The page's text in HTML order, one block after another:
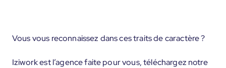
Vous vous reconnaissez dans ces traits de caractère ?
Iziwork est l’agence faite pour vous, téléchargez notre